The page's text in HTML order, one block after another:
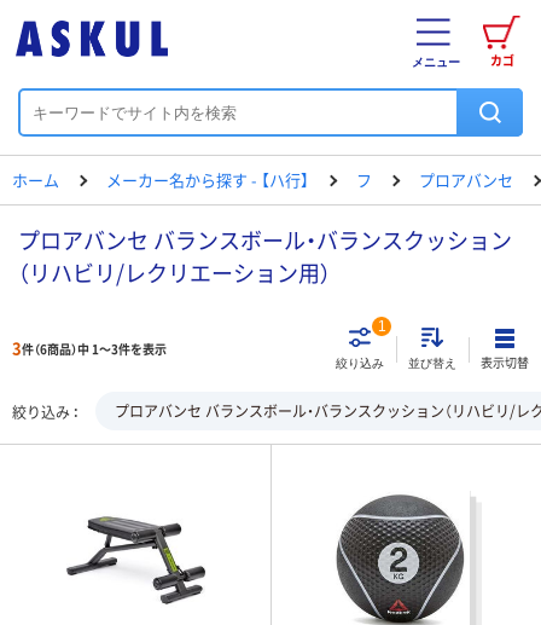
カゴ
メニュー
ホーム メーカー名から探す - 【ハ行】 フ プロアバンセ
プロアバンセ バランスボール・バランスクッション
（リハビリ/レクリエーション用）
3件（6商品）中 1～3件を表示
絞り込み
1
並び替え 表示切替
絞り込み プロアバンセ バランスボール・バランスクッション（リハビリ/レ